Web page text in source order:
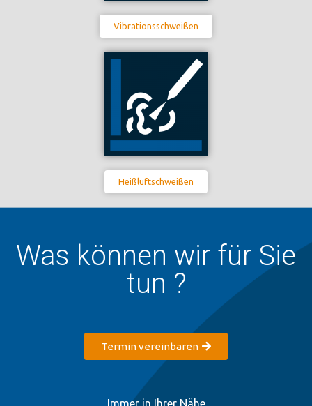
Vibrationsschweißen
Heißluftschweißen
Was können wir für Sie
tun ?
Termin vereinbaren
Immer in Ihrer Nähe